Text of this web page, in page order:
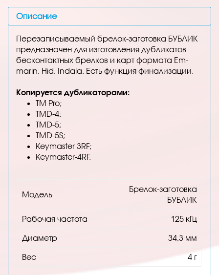
Описание
Перезаписываемый брелок-заготовка БУБЛИК
предназначен для изготовления дубликатов
бесконтактных брелков и карт формата Em-
marin, Hid, Indala. Есть функция финализации.
Копируется дубликаторами:
TM Pro;
TMD-4;
TMD-5;
TMD-5S;
Keymaster 3RF;
Keymaster-4RF.
Модель
Брелок-заготовка
БУБЛИК
Рабочая частота 125 кГц
Диаметр 34,3 мм
Вес 4 г